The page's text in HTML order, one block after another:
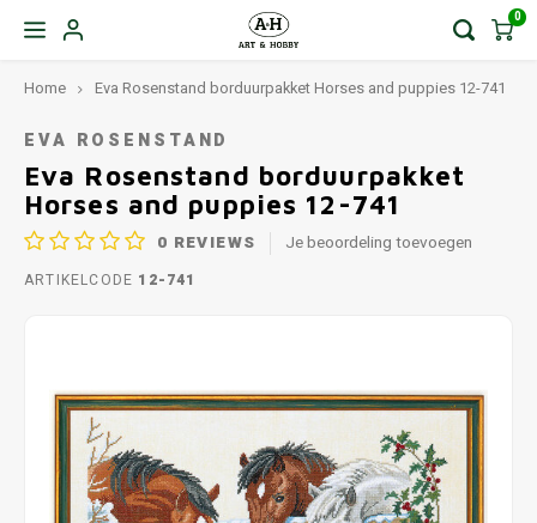
0
Home Eva Rosenstand borduurpakket Horses and puppies 12-741
EVA ROSENSTAND
Eva Rosenstand borduurpakket
Horses and puppies 12-741
0 REVIEWS Je beoordeling toevoegen
ARTIKELCODE 12-741